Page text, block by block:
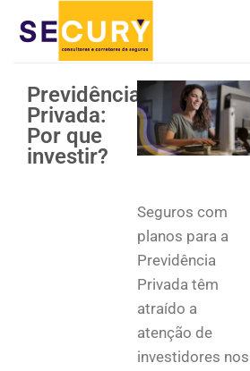
Previdência
Privada:
Por que
investir?
Seguros com
planos para a
Previdência
Privadatêm
atraído a
atenção de
investidores nos